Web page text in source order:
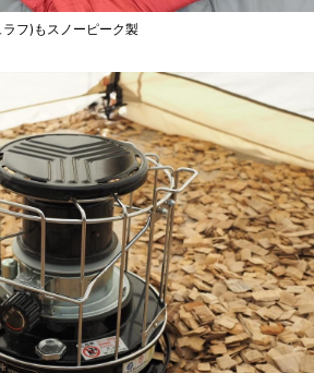
フ)もスノーピーク製